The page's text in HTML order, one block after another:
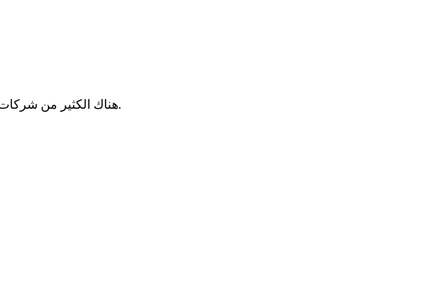
هناك الكثير من شركات مكافحة الحشرات لكن تعد شركة فى الخدمة أفضل شركة فى مجال مكافحة الحشرات لما تمتلكه من مميزات وخبرات.